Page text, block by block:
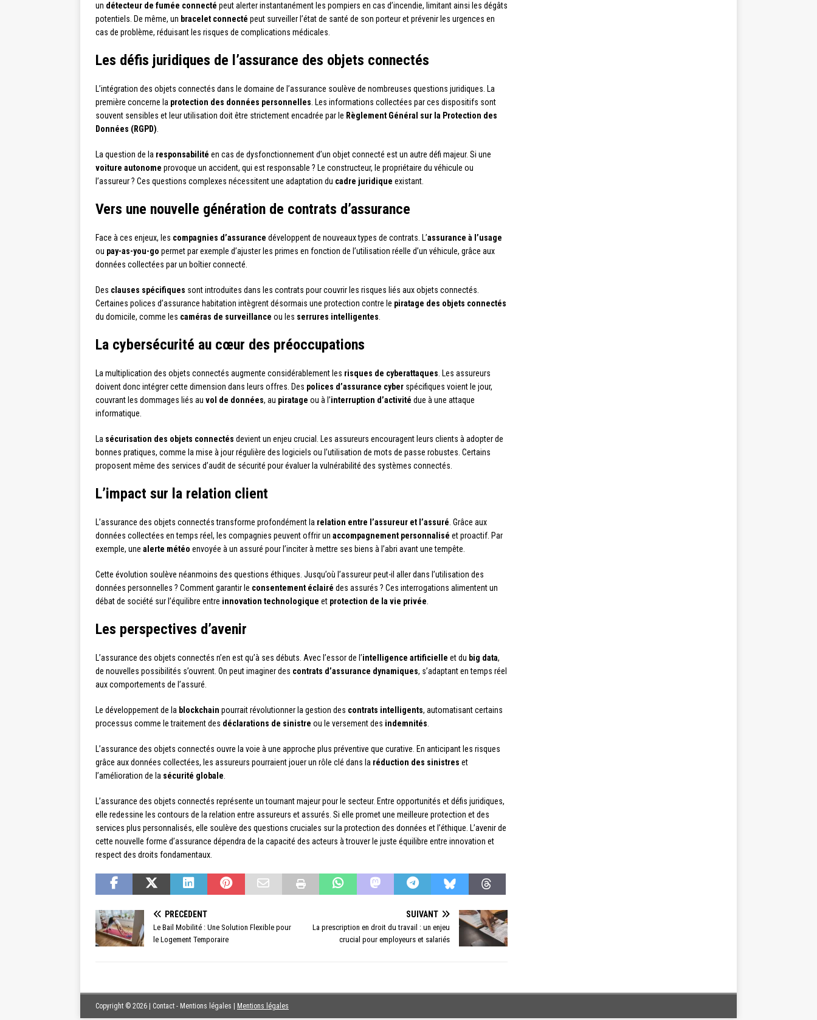
un détecteur de fumée connecté peut alerter instantanément les pompiers en cas d’incendie, limitant ainsi les dégâts
potentiels. De même, un bracelet connecté peut surveiller l’état de santé de son porteur et prévenir les urgences en
cas de problème, réduisant les risques de complications médicales.
Les défis juridiques de l’assurance des objets connectés
L’intégration des objets connectés dans le domaine de l’assurance soulève de nombreuses questions juridiques. La
première concerne la protection des données personnelles . Les informations collectées par ces dispositifs sont
souvent sensibles et leur utilisation doit être strictement encadrée par le Règlement Général sur la Protection des
Données (RGPD)
La question de la responsabilité en cas de dysfonctionnement d’un objet connecté est un autre défi majeur. Si une
voiture autonome provoque un accident, qui est responsable ? Le constructeur, le propriétaire du véhicule ou
l’assureur ? Ces questions complexes nécessitent une adaptation du cadre juridique existant.
Vers une nouvelle génération de contrats d’assurance
Face à ces enjeux, les compagnies d’assurance développent de nouveaux types de contrats. L’assurance à l’usage
ou pay-as-you-go permet par exemple d’ajuster les primes en fonction de l’utilisation réelle d’un véhicule, grâce aux
données collectées par un boîtier connecté.
Des clauses spécifiques sont introduites dans les contrats pour couvrir les risques liés aux objets connectés.
Certaines polices d’assurance habitation intègrent désormais une protection contre le piratage des objets connectés
du domicile, comme les caméras de surveillance ou les serrures intelligentes
La cybersécurité au cœur des préoccupations
La multiplication des objets connectés augmente considérablement les risques de cyberattaques . Les assureurs
doivent donc intégrer cette dimension dans leurs offres. Des polices d’assurance cyber spécifiques voient le jour,
couvrant les dommages liés au vol de données, au piratage ou à l’interruption d’activité due à une attaque
informatique.
La sécurisation des objets connectés devient un enjeu crucial. Les assureurs encouragent leurs clients à adopter de
bonnes pratiques, comme la mise à jour régulière des logiciels ou l’utilisation de mots de passe robustes. Certains
proposent même des services d’audit de sécurité pour évaluer la vulnérabilité des systèmes connectés.
L’impact sur la relation client
L’assurance des objets connectés transforme profondément la relation entre l’assureur et l’assuré . Grâce aux
données collectées en temps réel, les compagnies peuvent offrir un accompagnement personnalisé et proactif. Par
exemple, une alerte météo envoyée à un assuré pour l’inciter à mettre ses biens à l’abri avant une tempête.
Cette évolution soulève néanmoins des questions éthiques. Jusqu’où l’assureur peut-il aller dans l’utilisation des
données personnelles ? Comment garantir le consentement éclairé des assurés ? Ces interrogations alimentent un
débat de société sur l’équilibre entre innovation technologique et protection de la vie privée
Les perspectives d’avenir
L’assurance des objets connectés n’en est qu’à ses débuts. Avec l’essor de l’intelligence artificielle et du big data,
de nouvelles possibilités s’ouvrent. On peut imaginer des contrats d’assurance dynamiques, s’adaptant en temps réel
aux comportements de l’assuré.
Le développement de la blockchain pourrait révolutionner la gestion des contrats intelligents, automatisant certains
processus comme le traitement des déclarations de sinistre ou le versement des indemnités
L’assurance des objets connectés ouvre la voie à une approche plus préventive que curative. En anticipant les risques
grâce aux données collectées, les assureurs pourraient jouer un rôle clé dans la réduction des sinistres et
l’amélioration de la sécurité globale
L’assurance des objets connectés représente un tournant majeur pour le secteur. Entre opportunités et défis juridiques,
elle redessine les contours de la relation entre assureurs et assurés. Si elle promet une meilleure protection et des
services plus personnalisés, elle soulève des questions cruciales sur la protection des données et l’éthique. L’avenir de
cette nouvelle forme d’assurance dépendra de la capacité des acteurs à trouver le juste équilibre entre innovation et
respect des droits fondamentaux.
PRÉCÉDENT
Le Bail Mobilité : Une Solution Flexible pour
le Logement Temporaire
SUIVANT
La prescription en droit du travail : un enjeu
crucial pour employeurs et salariés
Copyright © 2026 | Contact - Mentions légales Mentions légales